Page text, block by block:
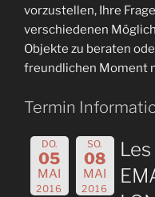
vorzustellen, Ihre
verschiedenen
Objekte zu beraten
freundlichen Moment
Termin
DO.
05
MAI
2016
SO.
08
MAI
2016